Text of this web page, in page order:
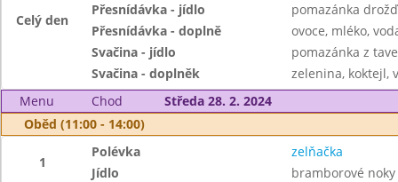
Celý den
Přesnídávka - jídlo
pomazánka
Přesnídávka - doplně
ovoce, mléko,
Svačina - jídlo
pomazánka z
Svačina - doplněk
zelenina, koktejl,
Menu
Chod
Středa 28. 2. 2024
Oběd (11:00 - 14:00)
1
Polévka
zelňačka
Jídlo
bramborové